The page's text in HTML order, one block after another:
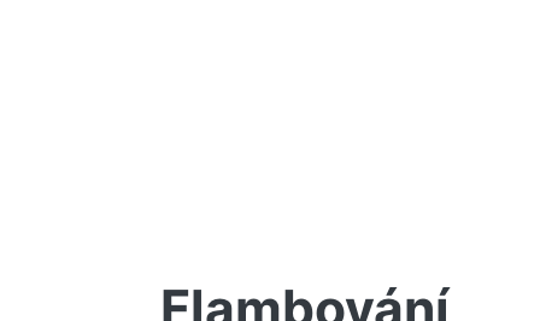
Flambování